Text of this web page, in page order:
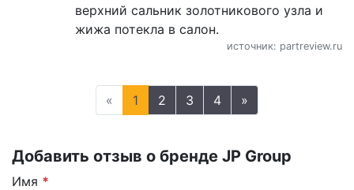
верхний сальник золотникового узла и
жижа потекла в салон.
источник: partreview.ru
« 1 2 3 4 »
Добавить отзыв о бренде JP Group
Имя *